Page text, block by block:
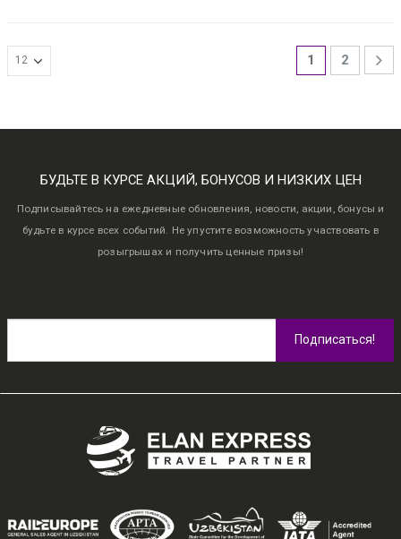
1 2
БУДЬТЕ В КУРСЕ АКЦИЙ, БОНУСОВ И НИЗКИХ ЦЕН
Подписывайтесь на ежедневные обновления, новости, акции, бонусы и
будьте в курсе всех событий. Не упустите возможность участвовать в
розыгрышах и получить ценные призы!